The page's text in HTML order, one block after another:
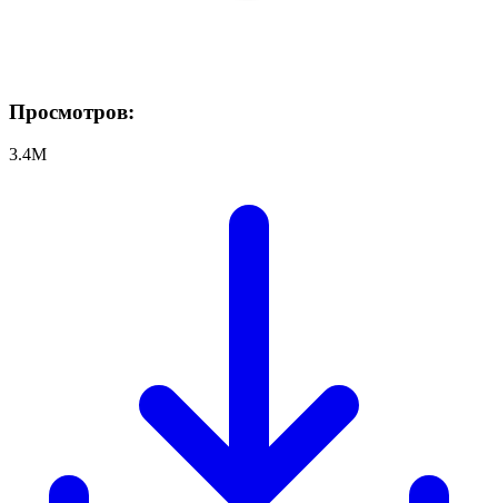
Просмотров:
3.4M